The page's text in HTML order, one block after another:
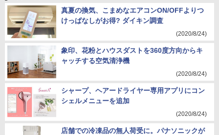
真夏の換気、こまめなエアコンON/OFFよりつ
けっぱなしがお得? ダイキン調査
(2020/8/24)
象印、花粉とハウスダストを360度方向からキ
ャッチする空気清浄機
(2020/8/24)
シャープ、ヘアードライヤー専用アプリにコン
シェルメニューを追加
(2020/8/24)
店舗での冷凍品の無人荷受に。パナソニックが